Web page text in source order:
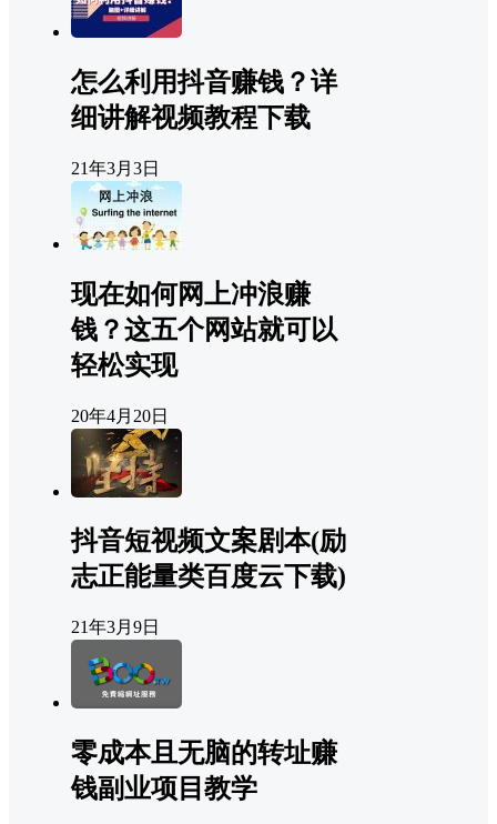
怎么利用抖音赚钱？详
细讲解视频教程下载
21年3月3日
现在如何网上冲浪赚
钱？这五个网站就可以
轻松实现
20年4月20日
抖音短视频文案剧本(励
志正能量类百度云下载)
21年3月9日
零成本且无脑的转址赚
钱副业项目教学